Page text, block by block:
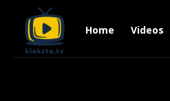
Home Videos